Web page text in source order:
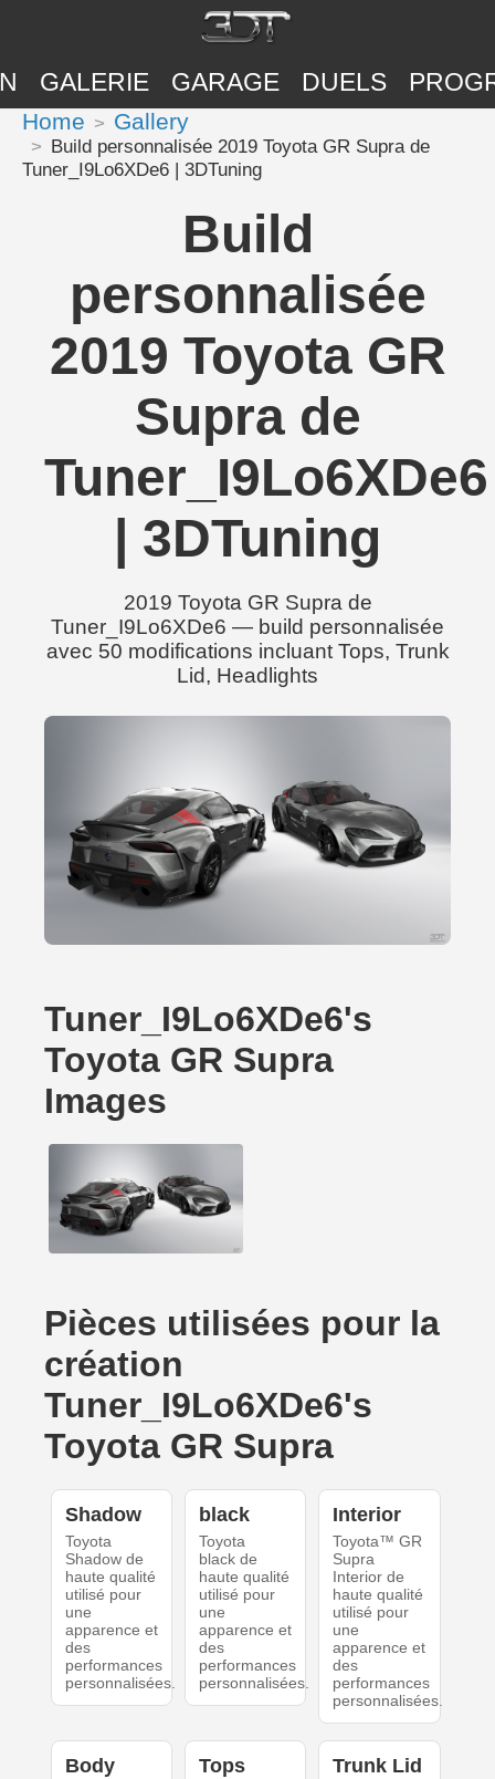
GALERIE GARAGE DUELS
Home Gallery
Build personnalisée 2019 Toyota GR Supra de
Tuner_I9Lo6XDe6 | 3DTuning
Build
personnalisée
2019 Toyota GR
Supra de
Tuner_I9Lo6XDe6
| 3DTuning
2019 Toyota GR Supra de
Tuner_I9Lo6XDe6 — build personnalisée
avec 50 modifications incluant Tops, Trunk
Lid, Headlights
Tuner_I9Lo6XDe6's
Toyota GR Supra
Images
Pièces utilisées pour la
création
Tuner_I9Lo6XDe6's
Toyota GR Supra
Shadow
Toyota
Shadow de
haute qualité
utilisé pour
une
apparence et
des
performances
personnalisées.
black
Toyota
black de
haute qualité
utilisé pour
une
apparence et
des
performances
personnalisées.
Interior
Toyota™ GR
Supra
Interior de
haute qualité
utilisé pour
une
apparence et
des
performances
personnalisées.
Body Tops Trunk Lid